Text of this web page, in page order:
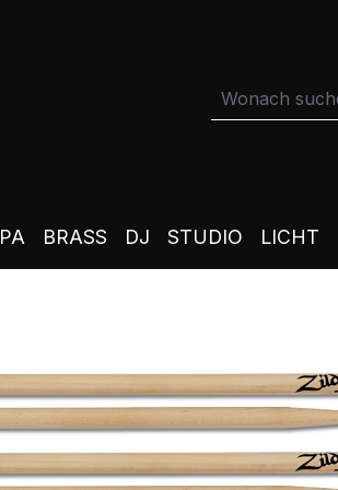
PA BRASS DJ STUDIO LICHT